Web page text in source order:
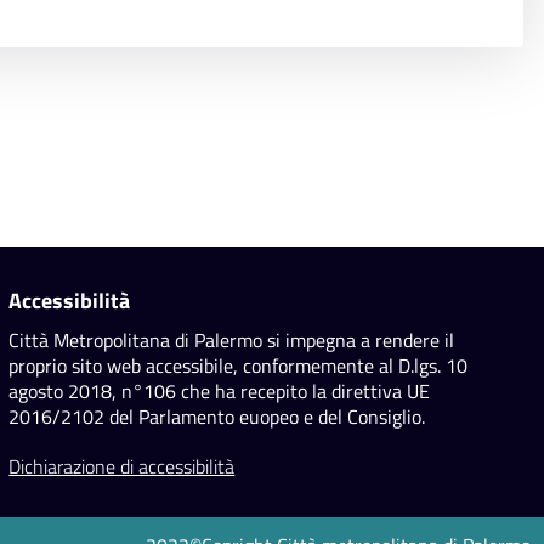
Accessibilità
Città Metropolitana di Palermo si impegna a rendere il
proprio sito web accessibile, conformemente al D.lgs. 10
agosto 2018, n°106 che ha recepito la direttiva UE
2016/2102 del Parlamento euopeo e del Consiglio.
Dichiarazione di accessibilità